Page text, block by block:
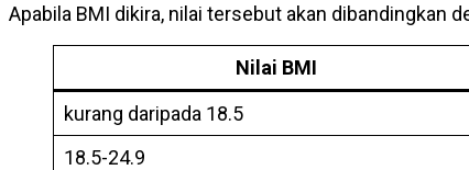
Apabila BMI dikira, nilai tersebut akan dibandingkan
Nilai BMI
kurang daripada 18.5
18.5-24.9